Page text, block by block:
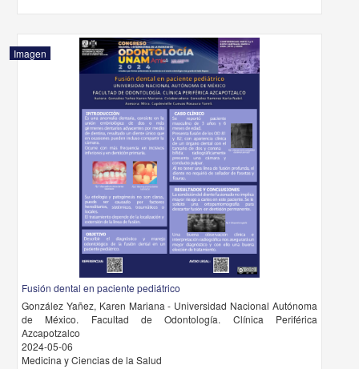
Imagen
Fusión dental en paciente pediátrico
González Yañez, Karen Mariana - Universidad Nacional Autónoma
de México. Facultad de Odontología. Clínica Periférica
Azcapotzalco
2024-05-06
Medicina y Ciencias de la Salud